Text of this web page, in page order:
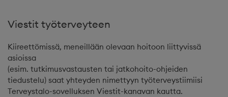
Viestit työterveyteen
Kiireettömissä, meneillään olevaan hoitoon liittyvissä
asioissa
(esim. tutkimusvastausten tai jatkohoito-ohjeiden
tiedustelu) saat yhteyden nimettyyn työterveystiimiisi
Terveystalo-sovelluksen Viestit-kanavan kautta.